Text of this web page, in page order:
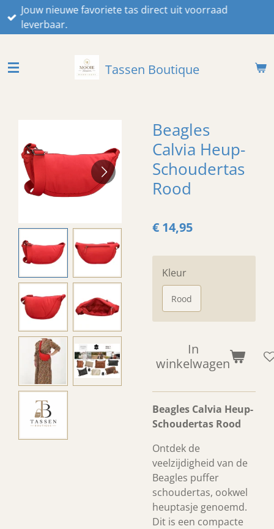
Ga
direct
hoofdinhoud
Jouw nieuwe favoriete tas direct uit voorraad
leverbaar.
Tassen Boutique
Beagles
Calvia Heup-
Schoudertas
Rood
€ 14,95
Kleur
Rood
In
winkelwagen
Beagles Calvia Heup-
Schoudertas Rood
Ontdek de
veelzijdigheid van de
Beagles puffer
schoudertas, ookwel
heuptasje genoemd.
Dit is een compacte